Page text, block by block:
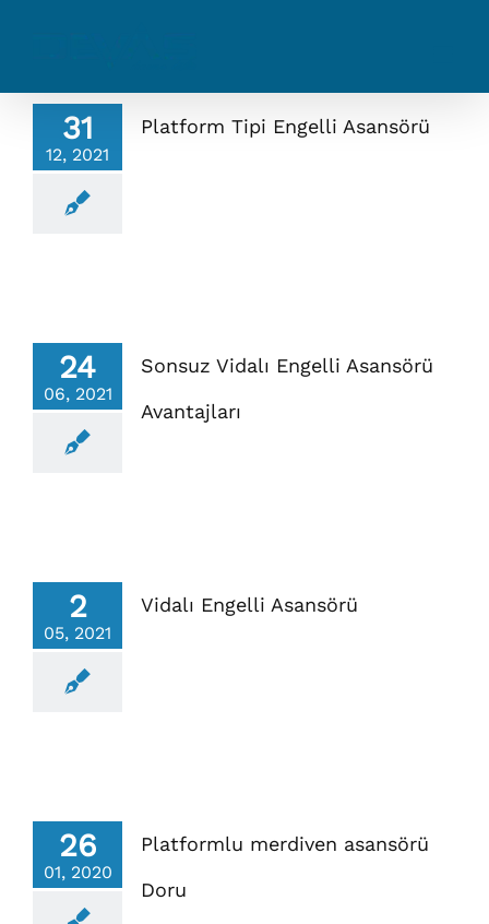
31
12, 2021
Platform Tipi Engelli Asansörü
24
06, 2021
Sonsuz Vidalı Engelli Asansörü
Avantajları
2
05, 2021
Vidalı Engelli Asansörü
26
01, 2020
Platformlu merdiven asansörü
Doru